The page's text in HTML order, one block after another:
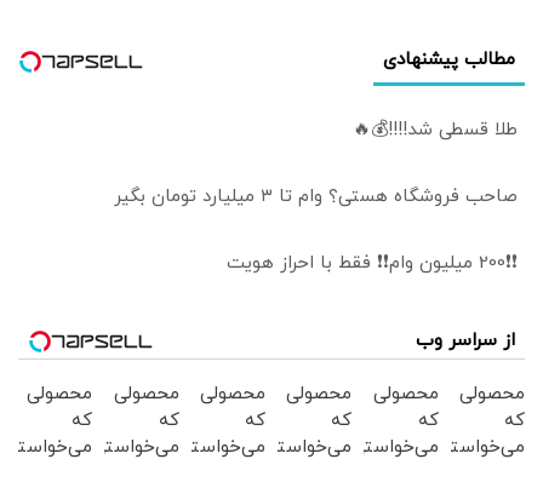
مطالب پیشنهادی
طلا قسطی شد!!!!💰🔥
صاحب فروشگاه هستی؟ وام تا ۳ میلیارد تومان بگیر
❗❗200 میلیون وام❗❗ فقط با احراز هویت
از سراسر وب
محصولی
که
می‌خواستی
محصولی
که
می‌خواستی
محصولی
که
می‌خواستی
محصولی
که
می‌خواستی
محصولی
که
می‌خواستی
محصولی
که
می‌خواستی